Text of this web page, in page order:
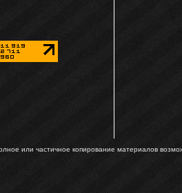
или частичное копирование материалов